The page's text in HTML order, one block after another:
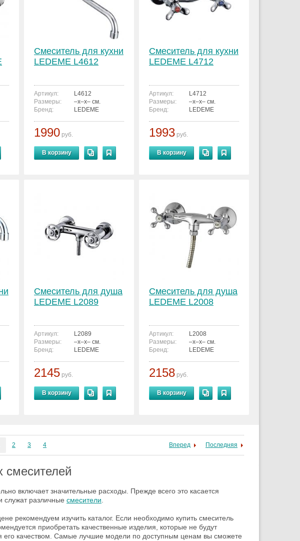
Смеситель для кухни
LEDEME L4612
Артикул:
L4612
Размеры:
–x–x– см.
Бренд:
LEDEME
1990 руб.
В корзину
Смеситель для кухни
LEDEME L4712
Артикул:
L4712
Размеры:
–x–x– см.
Бренд:
LEDEME
1993 руб.
В корзину
Смеситель для душа
LEDEME L2089
Артикул:
L2089
Размеры:
–x–x– см.
Бренд:
LEDEME
2145 руб.
В корзину
Смеситель для душа
LEDEME L2008
Артикул:
L2008
Размеры:
–x–x– см.
Бренд:
LEDEME
2158 руб.
В корзину
2 3 4 Вперед Последняя
смесителей
включает значительные расходы. Прежде всего это касается
служат различные смесители
рекомендуем изучить каталог. Если необходимо купить смеситель
приобретать качественные изделия, которые не будут
его качеством. Самые лучшие модели по доступным ценам вы сможете